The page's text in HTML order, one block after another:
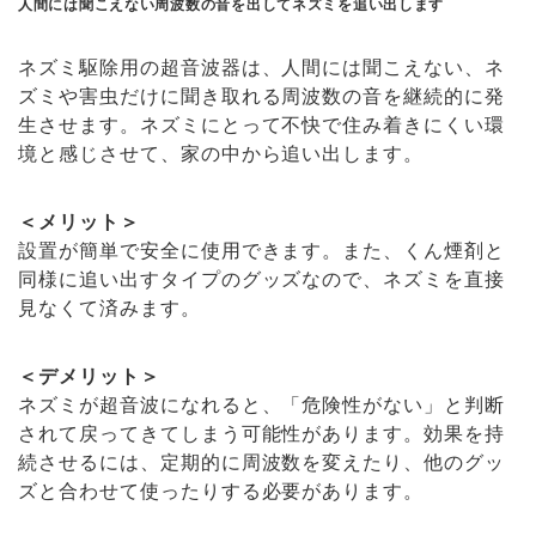
ネズミ駆除用の超音波器は、人間には聞こえない、ネ
ズミや害虫だけに聞き取れる周波数の音を継続的に発
生させます。ネズミにとって不快で住み着きにくい環
境と感じさせて、家の中から追い出します。
＜メリット＞
設置が簡単で安全に使用できます。また、くん煙剤と
同様に追い出すタイプのグッズなので、ネズミを直接
見なくて済みます。
＜デメリット＞
ネズミが超音波になれると、「危険性がない」と判断
されて戻ってきてしまう可能性があります。効果を持
続させるには、定期的に周波数を変えたり、他のグッ
ズと合わせて使ったりする必要があります。